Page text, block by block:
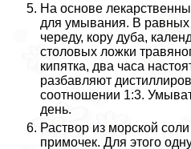
На основе
для умывания. В равных
череду, кору дуба,
столовых ложки
кипятка, два часа
разбавляют
соотношении 1:3.
день.
Раствор из морской
примочек. Для этого